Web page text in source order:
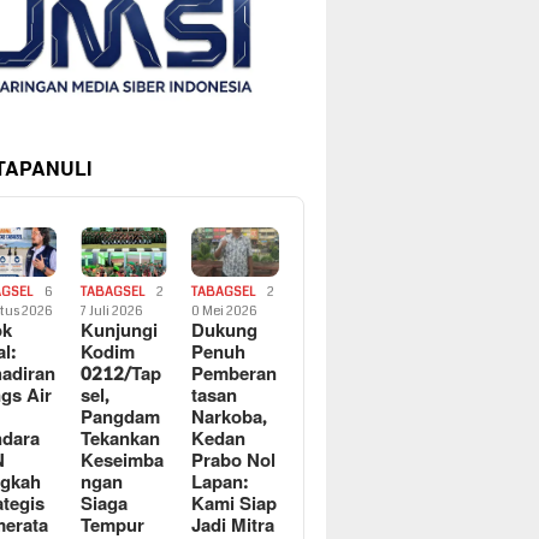
6
2026
Air
TABAGSEL
2
7 Juli 2026
Kunjungi
Kodim
0212/Tap
sel,
Pangdam
Tekankan
Keseimba
ngan
Siaga
Tempur
TABAGSEL
2
0 Mei 2026
Dukung
Penuh
Pemberan
tasan
Narkoba,
Kedan
Prabo Nol
Lapan:
Kami Siap
Jadi Mitra